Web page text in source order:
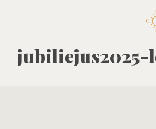
jubiliejus2025-